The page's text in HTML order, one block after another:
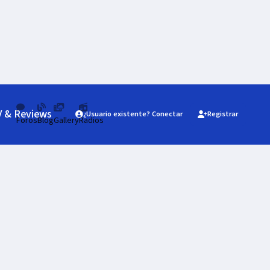
& Reviews
ForosBlogGalleryRadios
¿Usuario existente? Conectar Registrar